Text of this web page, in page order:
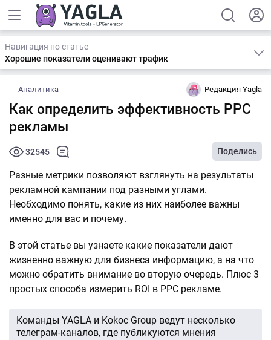
Навигация по статье
Хорошие показатели оценивают трафик
Аналитика Редакция Yagla
Как определить эффективность PPC
рекламы
32545 Поделись
Разные метрики позволяют взглянуть на результаты
рекламной кампании под разными углами.
Необходимо понять, какие из них наиболее важны
именно для вас и почему.
В этой статье вы узнаете какие показатели дают
жизненно важную для бизнеса информацию, а на что
можно обратить внимание во вторую очередь. Плюс 3
простых способа измерить ROI в PPC рекламе.
Команды YAGLA и Kokoc Group ведут несколько
телеграм-каналов, где публикуются мнения